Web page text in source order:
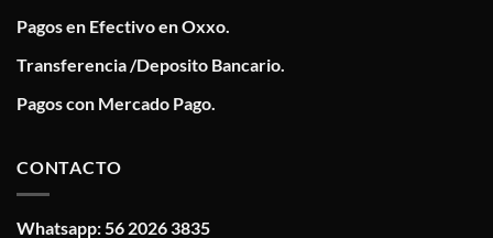
Pagos en Efectivo en Oxxo.
Transferencia /Deposito Bancario.
Pagos con Mercado Pago.
CONTACTO
Whatsapp: 56 2026 3835